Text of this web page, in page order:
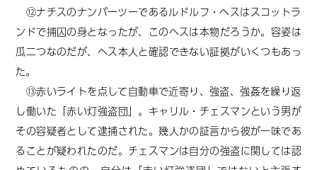
⑫ナチスのナンバーツーであるルドルフ・ヘスはスコットラ
ンドで捕囚の身となったが、このヘスは本物だろうか。容姿は
瓜二つなのだが、ヘス本人と確認できない証拠がいくつもあっ
た。
⑬赤いライトを点して自動車で近寄り、強盗、強姦を繰り返
し働いた「赤い灯強盗団」。キャリル・チェスマンという男が
その容疑者として逮捕された。幾人かの証言から彼が一味であ
ることが疑われたのだ。チェスマンは自分の強盗に関しては認